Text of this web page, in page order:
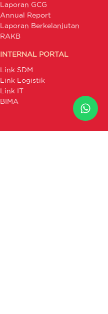
Laporan GCG
Annual Report
Laporan Berkelanjutan
RAKB
INTERNAL PORTAL
Link SDM
Link Logistik
Link IT
BIMA